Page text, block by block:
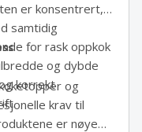
er konsentrert,
samtidig
for rask oppkok
og dybde
korrekt
og
krav til
er nøye